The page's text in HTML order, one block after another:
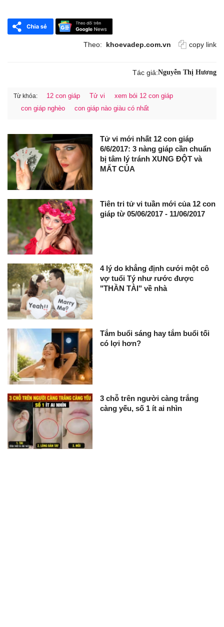
Theo: khoevadep.com.vn copy link
Tác giả:Nguyễn Thị Hương
Từ khóa: 12 con giáp Tử vi
xem bói 12 con giáp
con giáp nghèo
con giáp nào giàu có nhất
Tử vi mới nhất 12 con giáp
6/6/2017: 3 nàng giáp cần chuẩn
bị tâm lý tránh XUNG ĐỘT và
MẤT CỦA
Tiên tri tử vi tuần mới của 12 con
giáp từ 05/06/2017 - 11/06/2017
4 lý do khẳng định cưới một cô
vợ tuổi Tý như rước được
"THẦN TÀI" về nhà
Tắm buổi sáng hay tắm buổi tối
có lợi hơn?
3 chỗ trên người càng trắng
càng yếu, số 1 ít ai nhìn